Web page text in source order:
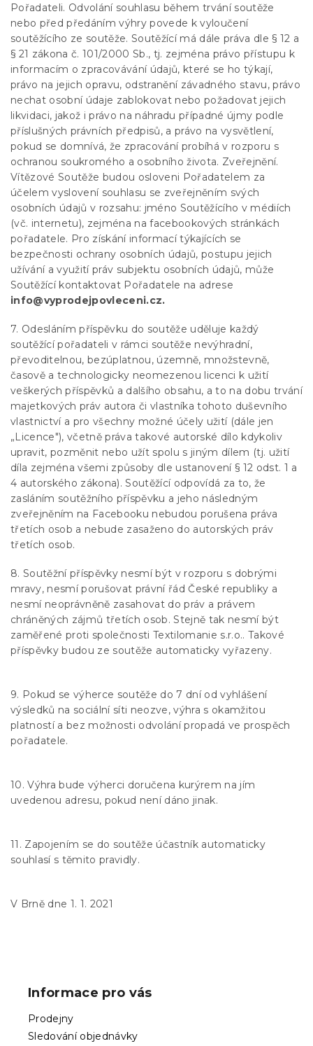
Pořadateli. Odvolání souhlasu během trvání soutěže
nebo před předáním výhry povede k vyloučení
soutěžícího ze soutěže. Soutěžící má dále práva dle § 12 a
§ 21 zákona č. 101/2000 Sb., tj. zejména právo přístupu k
informacím o zpracovávání údajů, které se ho týkají,
právo na jejich opravu, odstranění závadného stavu, právo
nechat osobní údaje zablokovat nebo požadovat jejich
likvidaci, jakož i právo na náhradu případné újmy podle
příslušných právních předpisů, a právo na vysvětlení,
pokud se domnívá, že zpracování probíhá v rozporu s
ochranou soukromého a osobního života. Zveřejnění.
Vítězové Soutěže budou osloveni Pořadatelem za
účelem vyslovení souhlasu se zveřejněním svých
osobních údajů v rozsahu: jméno Soutěžícího v médiích
(vč. internetu), zejména na facebookových stránkách
pořadatele. Pro získání informací týkajících se
bezpečnosti ochrany osobních údajů, postupu jejich
užívání a využití práv subjektu osobních údajů, může
Soutěžící kontaktovat Pořadatele na adrese
info@vyprodejpovleceni.cz.
7. Odesláním příspěvku do soutěže uděluje každý
soutěžící pořadateli v rámci soutěže nevýhradní,
převoditelnou, bezúplatnou, územně, množstevně,
časově a technologicky neomezenou licenci k užití
veškerých příspěvků a dalšího obsahu, a to na dobu trvání
majetkových práv autora či vlastníka tohoto duševního
vlastnictví a pro všechny možné účely užití (dále jen
„Licence"), včetně práva takové autorské dílo kdykoliv
upravit, pozměnit nebo užít spolu s jiným dílem (tj. užití
díla zejména všemi způsoby dle ustanovení § 12 odst. 1 a
4 autorského zákona). Soutěžící odpovídá za to, že
zasláním soutěžního příspěvku a jeho následným
zveřejněním na Facebooku nebudou porušena práva
třetích osob a nebude zasaženo do autorských práv
třetích osob.
8. Soutěžní příspěvky nesmí být v rozporu s dobrými
mravy, nesmí porušovat právní řád České republiky a
nesmí neoprávněně zasahovat do práv a právem
chráněných zájmů třetích osob. Stejně tak nesmí být
zaměřené proti společnosti Textilomanie s.r.o.. Takové
příspěvky budou ze soutěže automaticky vyřazeny.
9. Pokud se výherce soutěže do 7 dní od vyhlášení
výsledků na sociální síti neozve, výhra s okamžitou
platností a bez možnosti odvolání propadá ve prospěch
pořadatele.
10. Výhra bude výherci doručena kurýrem na jím
uvedenou adresu, pokud není dáno jinak.
11. Zapojením se do soutěže účastník automaticky
souhlasí s těmito pravidly.
V Brně dne 1. 1. 2021
Informace pro vás
Prodejny
Sledování objednávky